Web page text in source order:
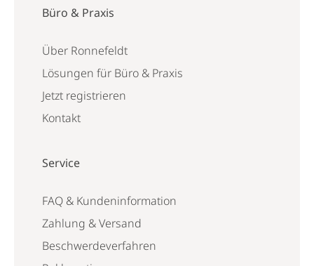
Büro & Praxis
Über Ronnefeldt
Lösungen für Büro & Praxis
Jetzt registrieren
Kontakt
Service
FAQ & Kundeninformation
Zahlung & Versand
Beschwerdeverfahren